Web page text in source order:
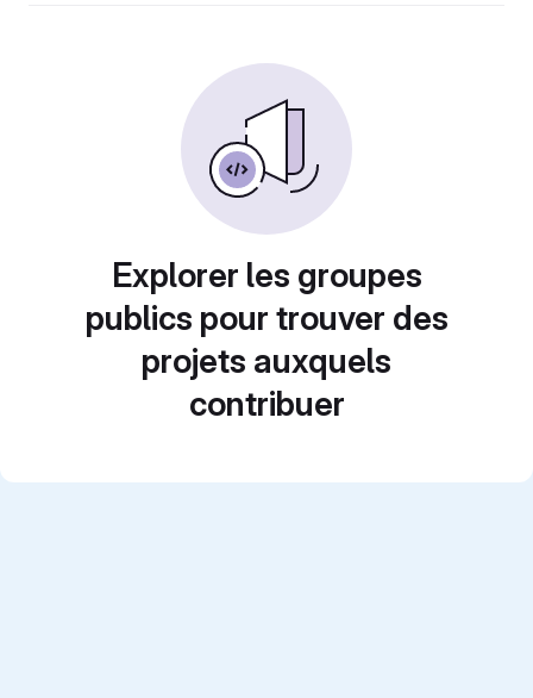
Explorer les groupes
publics pour trouver des
projets auxquels
contribuer